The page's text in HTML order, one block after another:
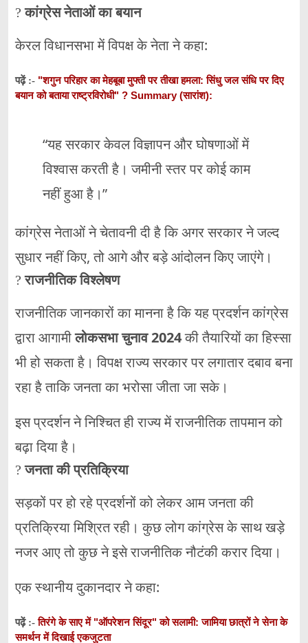
?कांग्रेस नेताओं का बयान
केरल विधानसभा में विपक्ष के नेता ने कहा:
पढ़ें :- "शगुन परिहार का मेहबूबा मुफ्ती पर तीखा हमला: सिंधु जल संधि पर दिए
बयान को बताया राष्ट्रविरोधी" ? Summary (सारांश):
“यह सरकार केवल विज्ञापन और घोषणाओं में
विश्वास करती है। जमीनी स्तर पर कोई काम
नहीं हुआ है।”
कांग्रेस नेताओं ने चेतावनी दी है कि अगर सरकार ने जल्द
सुधार नहीं किए, तो आगे और बड़े आंदोलन किए जाएंगे।
?️राजनीतिक विश्लेषण
राजनीतिक जानकारों का मानना है कि यह प्रदर्शन कांग्रेस
द्वारा आगामीलोकसभा चुनाव 2024की तैयारियों का हिस्सा
भी हो सकता है। विपक्ष राज्य सरकार पर लगातार दबाव बना
रहा है ताकि जनता का भरोसा जीता जा सके।
इस प्रदर्शन ने निश्चित ही राज्य में राजनीतिक तापमान को
बढ़ा दिया है।
?जनता की प्रतिक्रिया
सड़कों पर हो रहे प्रदर्शनों को लेकर आम जनता की
प्रतिक्रिया मिश्रित रही। कुछ लोग कांग्रेस के साथ खड़े
नजर आए तो कुछ ने इसे राजनीतिक नौटंकी करार दिया।
एक स्थानीय दुकानदार ने कहा:
पढ़ें :-तिरंगे के साए में "ऑपरेशन सिंदूर" को सलामी: जामिया छात्रों ने सेना के
समर्थन में दिखाई एकजुटता